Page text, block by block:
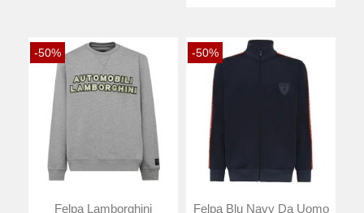
-50%
Felpa Lamborghini
-50%
Felpa Blu Navy Da Uomo